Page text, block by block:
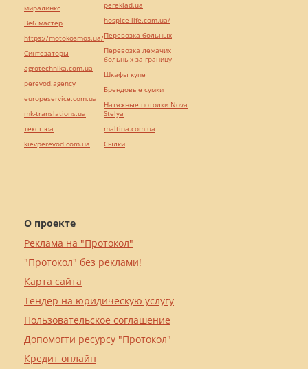
О проекте
Реклама на "Протокол"
"Протокол" без реклами!
Карта сайта
Тендер на юридическую услугу
Пользовательское соглашение
Допомогти ресурсу "Протокол"
Кредит онлайн
миралинкс
Веб мастер
https://motokosmos.ua/
Синтезаторы
agrotechnika.com.ua
perevod.agency
europeservice.com.ua
mk-translations.ua
текст юа
kievperevod.com.ua
pereklad.ua
hospice-life.com.ua/
Перевозка больных
Перевозка лежачих
больных за границу
Шкафы купе
Брендовые сумки
Натяжные потолки Nova
Stelya
maltina.com.ua
Cылки